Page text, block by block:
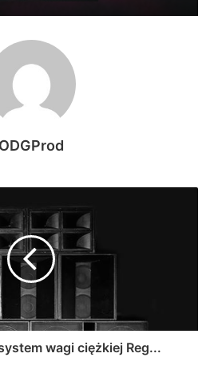
ODGProd
wagi ciężkiej Reg...